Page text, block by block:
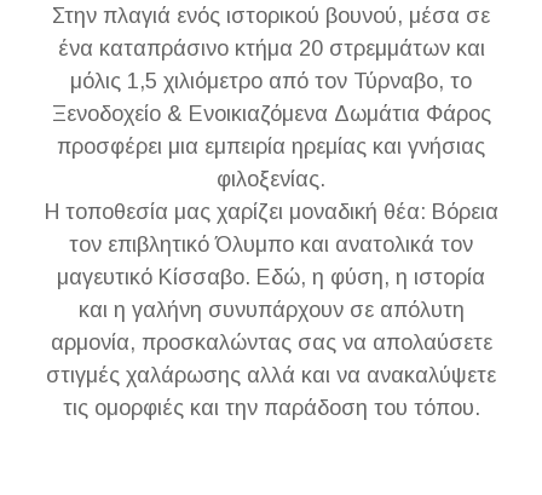
Στην πλαγιά ενός ιστορικού βουνού, μέσα σε
ένα καταπράσινο κτήμα 20 στρεμμάτων και
μόλις 1,5 χιλιόμετρο από τον Τύρναβο, το
Ξενοδοχείο & Ενοικιαζόμενα Δωμάτια Φάρος
προσφέρει μια εμπειρία ηρεμίας και γνήσιας
φιλοξενίας.
Η τοποθεσία μας χαρίζει μοναδική θέα: Βόρεια
τον επιβλητικό Όλυμπο και ανατολικά τον
μαγευτικό Κίσσαβο. Εδώ, η φύση, η ιστορία
και η γαλήνη συνυπάρχουν σε απόλυτη
αρμονία, προσκαλώντας σας να απολαύσετε
στιγμές χαλάρωσης αλλά και να ανακαλύψετε
τις ομορφιές και την παράδοση του τόπου.